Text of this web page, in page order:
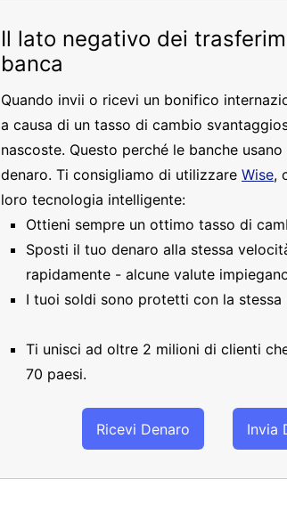
Il lato negativo dei
banca
Quando invii o ricevi un bonifico
a causa di un tasso di cambio
nascoste. Questo perché le banche
denaro. Ti consigliamo di utilizzare Wise,
loro tecnologia intelligente:
Ottieni sempre un ottimo tasso di
Sposti il tuo denaro alla stessa
rapidamente - alcune valute
I tuoi soldi sono protetti con la stessa
Ti unisci ad oltre 2 milioni di clienti
70 paesi.
Ricevi Denaro Invia